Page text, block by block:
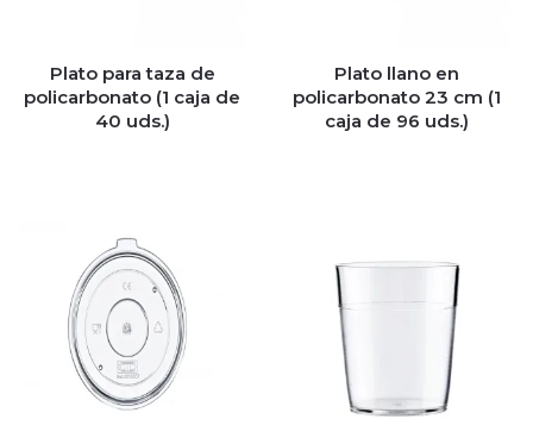
Plato para taza de
policarbonato (1 caja de
40 uds.)
Plato llano en
policarbonato 23 cm (1
caja de 96 uds.)